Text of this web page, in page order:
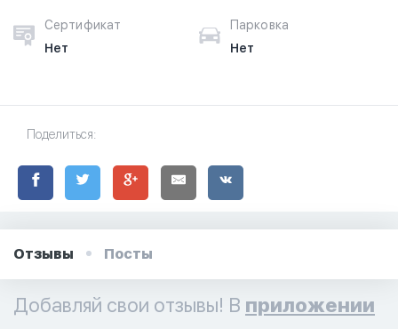
Сертификат
Нет
Парковка
Нет
Поделиться:
Отзывы Посты
Добавляй свои отзывы! В приложении